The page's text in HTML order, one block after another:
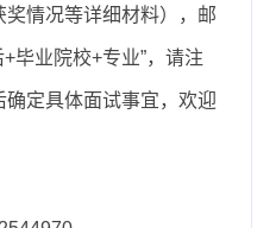
情况等详细材料），邮
毕业院校+专业”，请注
定具体面试事宜，欢迎